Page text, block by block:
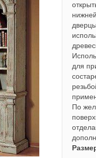
для
По